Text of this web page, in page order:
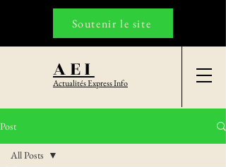
AEI
Actualités Express Info
Soutenir le site
Post
All Posts